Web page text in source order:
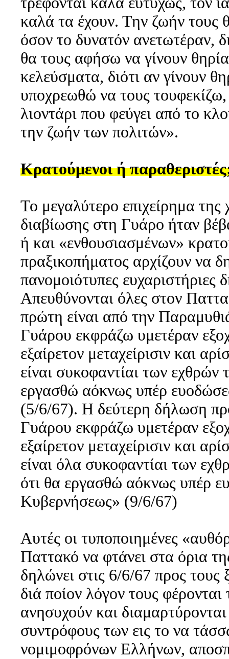
καλά τα έχουν. Την ζωήν
όσον το δυνατόν ανετωτέραν,
θα τους αφήσω να γίνουν
κελεύσματα, διότι αν γίνουν
υποχρεωθώ να τους
λιοντάρι που φεύγει από το
την ζωήν των πολιτών».
Κρατούμενοι ή
Το μεγαλύτερο επιχείρημα της
διαβίωσης στη Γυάρο ήταν
ή και «ενθουσιασμένων»
πραξικοπήματος αρχίζουν να
πανομοιότυπες
Απευθύνονται όλες στον
πρώτη είναι από την
Γυάρου εκφράζω υμετέραν
εξαίρετον μεταχείρισιν και
είναι συκοφαντίαι των
εργασθώ αόκνως υπέρ
(5/6/67). Η δεύτερη δήλωση
Γυάρου εκφράζω υμετέραν
εξαίρετον μεταχείρισιν και
είναι όλα συκοφαντίαι των
ότι θα εργασθώ αόκνως υπέρ
Κυβερνήσεως» (9/6/67)
Αυτές οι τυποποιημένες
Παττακό να φτάνει στα όρια
δηλώνει στις 6/6/67 προς τους
διά ποίον λόγον τους
ανησυχούν και
συντρόφους των εις το να
νομιμοφρόνων Ελλήνων,